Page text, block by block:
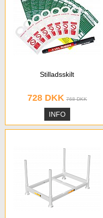
Stilladsskilt
728 DKK 768 DKK
INFO